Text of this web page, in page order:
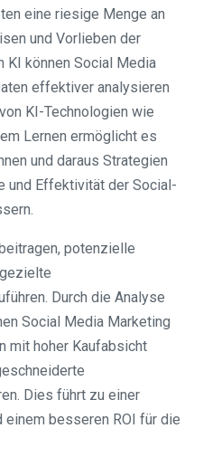
eine riesige Menge an
und Vorlieben der
KI können Social Media
effektiver analysieren
KI-Technologien wie
Lernen ermöglicht es
und daraus Strategien
und Effektivität der Social-
potenzielle
Durch die Analyse
Social Media Marketing
mit hoher Kaufabsicht
Dies führt zu einer
einem besseren ROI für die